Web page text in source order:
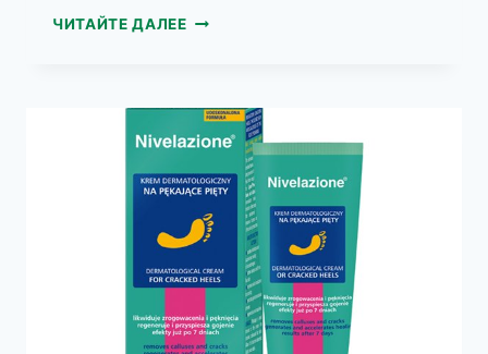
ЧИТАЙТЕ ДАЛЕЕNIVELAZIONE
МАСКА
ДЛЯ